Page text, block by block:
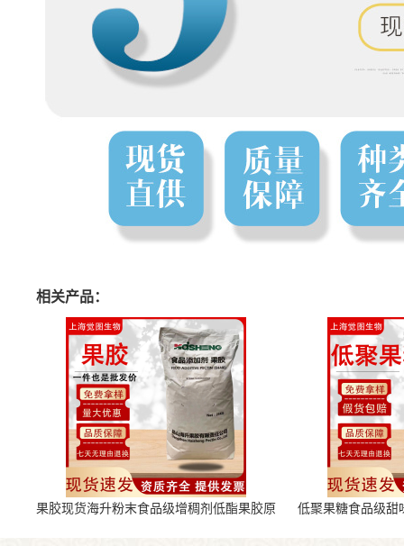
相关产品：
果胶现货海升粉末食品级增稠剂低酯果胶原
低聚果糖食品级甜